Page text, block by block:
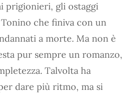
prigionieri, gli ostaggi
che finiva con un
a morte. Ma non è
pur sempre un romanzo,
Talvolta ha
dare più ritmo, ma si